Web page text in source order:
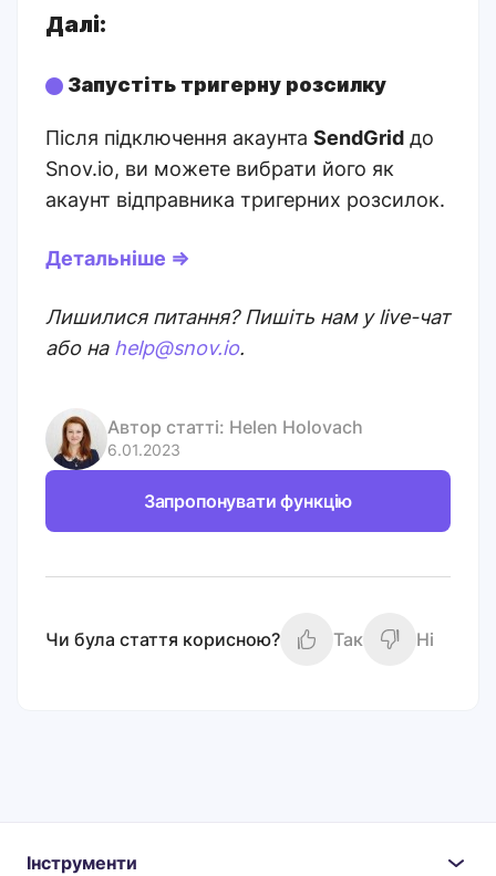
Далі:
Запустіть тригерну розсилку
Після підключення акаунта SendGrid до
Snov.io, ви можете вибрати його як
акаунт відправника тригерних розсилок.
Детальніше ⇒
Лишилися питання? Пишіть нам у live-чат
або на help@snov.io.
Автор статті: Helen Holovach
6.01.2023
Запропонувати функцію
Чи була стаття корисною? Так Ні
Інструменти